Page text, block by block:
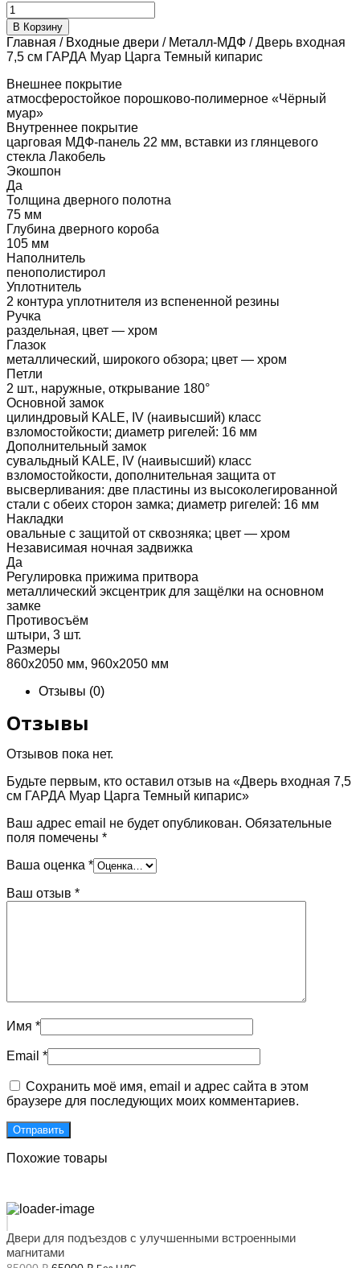
Количество
товара
Дверь
входная
7,5
см
ГАРДА
Муар
Царга
Темный
кипарис
В Корзину
Главная / Входные двери / Металл-МДФ / Дверь входная
7,5 см ГАРДА Муар Царга Темный кипарис
Внешнее покрытие
атмосферостойкое порошково-полимерное «Чёрный
муар»
Внутреннее покрытие
царговая МДФ-панель 22 мм, вставки из глянцевого
стекла Лакобель
Экошпон
Да
Толщина дверного полотна
75 мм
Глубина дверного короба
105 мм
Наполнитель
пенополистирол
Уплотнитель
2 контура уплотнителя из вспененной резины
Ручка
раздельная, цвет — хром
Глазок
металлический, широкого обзора; цвет — хром
Петли
2 шт., наружные, открывание 180°
Основной замок
цилиндровый KALE, IV (наивысший) класс
взломостойкости; диаметр ригелей: 16 мм
Дополнительный замок
сувальдный KALE, IV (наивысший) класс
взломостойкости, дополнительная защита от
высверливания: две пластины из высоколегированной
стали с обеих сторон замка; диаметр ригелей: 16 мм
Накладки
овальные с защитой от сквозняка; цвет — хром
Независимая ночная задвижка
Да
Регулировка прижима притвора
металлический эксцентрик для защёлки на основном
замке
Противосъём
штыри, 3 шт.
Размеры
860х2050 мм, 960х2050 мм
Отзывы (0)
Отзывы
Отзывов пока нет.
Будьте первым, кто оставил отзыв на «Дверь входная 7,5
см ГАРДА Муар Царга Темный кипарис»
Ваш адрес email не будет опубликован. Обязательные
поля помечены *
Ваша оценка *
Ваш отзыв *
Имя *
Email *
Сохранить моё имя, email и адрес сайта в этом
браузере для последующих моих комментариев.
Похожие товары
Двери для подъездов с улучшенными встроенными
магнитами